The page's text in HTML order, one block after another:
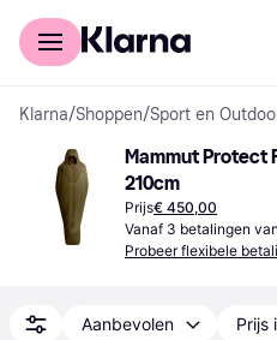
Voor shoppers
Klarna/Shoppen/Sport en
Mammut Protect
210cm
Prijs€ 450,00
Vanaf 3 betalingen
Probeer flexibele
Aanbevolen Prijs